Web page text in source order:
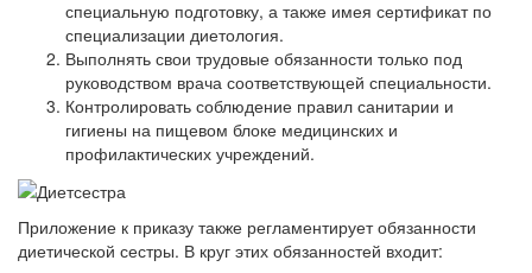
специальную подготовку, а также имея сертификат по
специализации диетология.
Выполнять свои трудовые обязанности только под
руководством врача соответствующей специальности.
Контролировать соблюдение правил санитарии и
гигиены на пищевом блоке медицинских и
профилактических учреждений.
Приложение к приказу также регламентирует обязанности
диетической сестры. В круг этих обязанностей входит: